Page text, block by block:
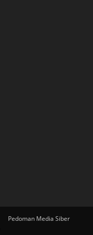
Pedoman Media Siber